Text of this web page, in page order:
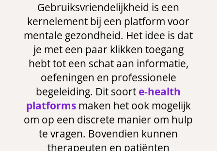
Gebruiksvriendelijkheid is een
kernelement bij een platform voor
mentale gezondheid. Het idee is dat
je met een paar klikken toegang
hebt tot een schat aan informatie,
oefeningen en professionele
begeleiding. Dit soort e-health
platformsmaken het ook mogelijk
om op een discrete manier om hulp
te vragen. Bovendien kunnen
therapeuten en patiënten